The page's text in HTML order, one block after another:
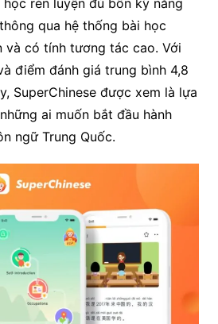
rèn luyện đủ bốn kỹ năng
qua hệ thống bài học
và có tính tương tác cao. Với
điểm đánh giá trung bình 4,8
SuperChinese được xem là lựa
ai muốn bắt đầu hành
ngữ Trung Quốc.